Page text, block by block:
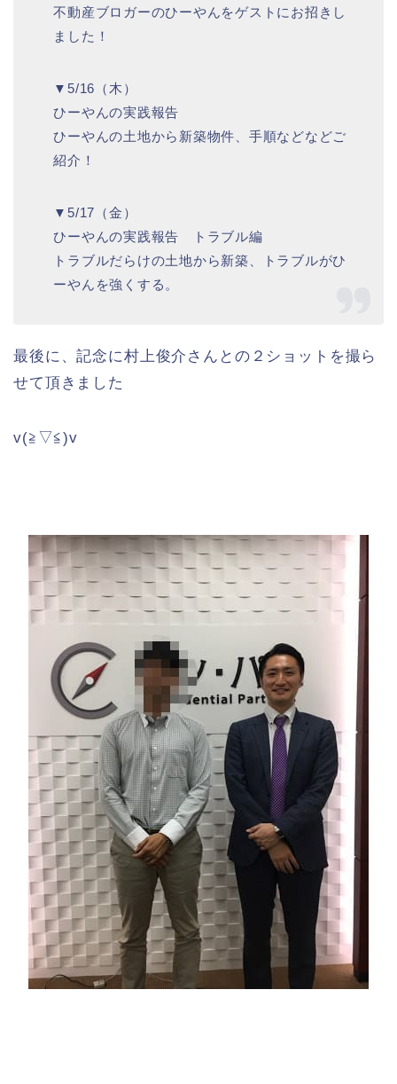
不動産ブロガーのひーやんをゲストにお招きし
ました！
▼5/16（木）
ひーやんの実践報告
ひーやんの土地から新築物件、手順などなどご
紹介！
▼5/17（金）
ひーやんの実践報告 トラブル編
トラブルだらけの土地から新築、トラブルがひ
ーやんを強くする。
最後に、記念に村上俊介さんとの２ショットを撮ら
せて頂きました
v(≧▽≦)v